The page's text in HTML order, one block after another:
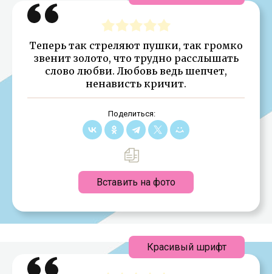
Теперь так стреляют пушки, так громко
звенит золото, что трудно расслышать
слово любви. Любовь ведь шепчет,
ненависть кричит.
Поделиться:
Вставить на фото
Красивый шрифт